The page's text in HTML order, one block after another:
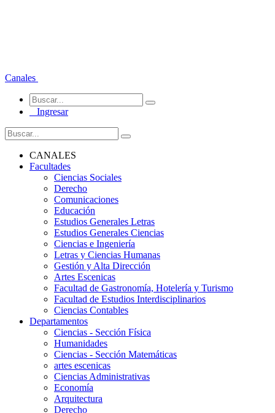
Canales
Ingresar
CANALES
Facultades
Ciencias Sociales
Derecho
Comunicaciones
Educación
Estudios Generales Letras
Estudios Generales Ciencias
Ciencias e Ingeniería
Letras y Ciencias Humanas
Gestión y Alta Dirección
Artes Escenicas
Facultad de Gastronomía, Hotelería y Turismo
Facultad de Estudios Interdisciplinarios
Ciencias Contables
Departamentos
Ciencias - Sección Física
Humanidades
Ciencias - Sección Matemáticas
artes escenicas
Ciencias Administrativas
Economía
Arquitectura
Derecho